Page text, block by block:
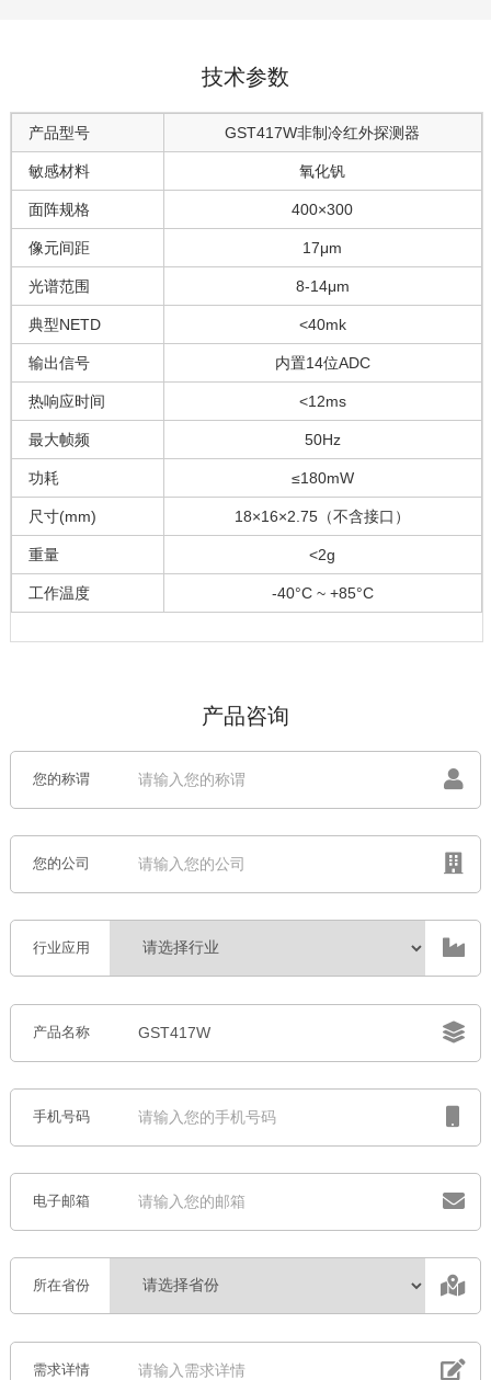
技术参数
产品型号 GST417W非制冷红外探测器
敏感材料 氧化钒
面阵规格 400×300
像元间距 17μm
光谱范围 8-14μm
典型NETD <40mk
输出信号 内置14位ADC
热响应时间 <12ms
最大帧频 50Hz
功耗 ≤180mW
尺寸(mm) 18×16×2.75（不含接口）
重量 <2g
工作温度 -40°C ~ +85°C
产品咨询
您的称谓
您的公司
行业应用
产品名称
手机号码
电子邮箱
所在省份
需求详情